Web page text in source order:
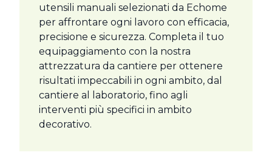
utensili manuali selezionati da Echome
per affrontare ogni lavoro con efficacia,
precisione e sicurezza. Completa il tuo
equipaggiamento con la nostra
attrezzatura da cantiere per ottenere
risultati impeccabili in ogni ambito, dal
cantiere al laboratorio, fino agli
interventi più specifici in ambito
decorativo.